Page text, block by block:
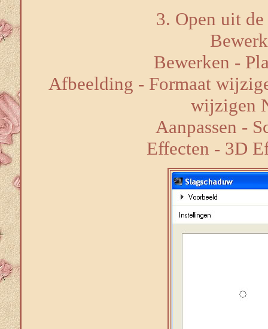
3. Open uit
Bewerken -
Afbeelding - Formaat
wijzigen
Aanpassen -
Effecten - 3D